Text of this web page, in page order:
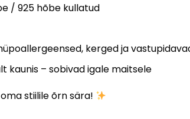
/ 925 hõbe kullatud
kerged ja
kaunis – sobivad igale maitsele
stiilile õrn sära!